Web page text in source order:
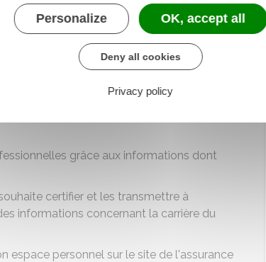
délibérément de fausses
en tant que salarié dans l'entreprise
ses diplômes, par exemples), il peut
faute grave.
du candidat.
précédents sur la réalité des
grâce aux informations dont
certifier et les transmettre à
informations concernant la carrière du
espace personnel sur le site de l'assurance
Personalize OK, accept all
Deny all cookies
Privacy policy